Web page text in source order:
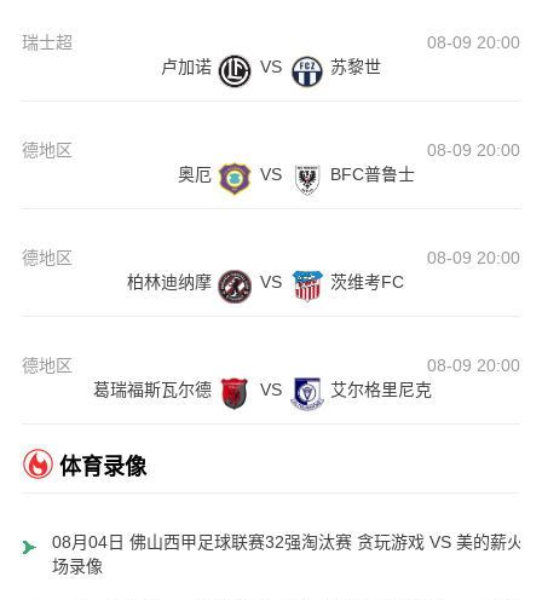
瑞士超
08-09 20:00
卢加诺
VS 苏黎世
德地区
08-09 20:00
奥厄
VS BFC普鲁士
德地区
08-09 20:00
柏林迪纳摩
VS 茨维考FC
德地区
08-09 20:00
葛瑞福斯瓦尔德
VS 艾尔格里尼克
体育录像
08月04日 佛山西甲足球联赛32强淘汰赛 贪玩游戏 VS 美的薪火
场录像